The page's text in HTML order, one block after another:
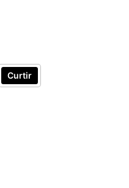
Curtir